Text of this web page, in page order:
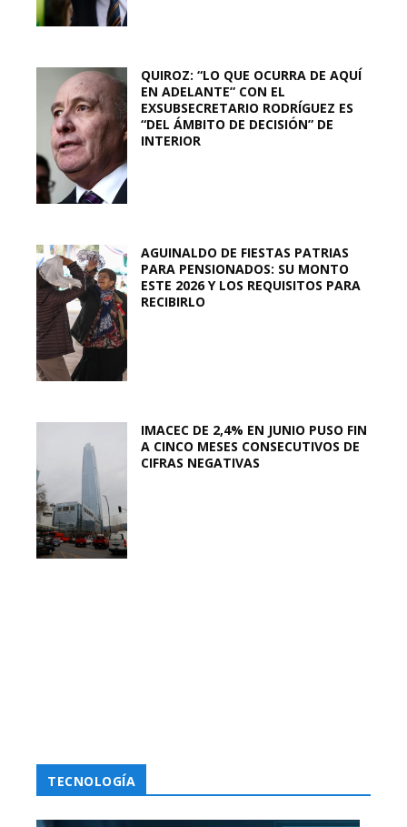
QUIROZ: “LO QUE OCURRA DE AQUÍ
EN ADELANTE” CON EL
EXSUBSECRETARIO RODRÍGUEZ ES
“DEL ÁMBITO DE DECISIÓN” DE
INTERIOR
AGUINALDO DE FIESTAS PATRIAS
PARA PENSIONADOS: SU MONTO
ESTE 2026 Y LOS REQUISITOS PARA
RECIBIRLO
IMACEC DE 2,4% EN JUNIO PUSO FIN
A CINCO MESES CONSECUTIVOS DE
CIFRAS NEGATIVAS
TECNOLOGÍA